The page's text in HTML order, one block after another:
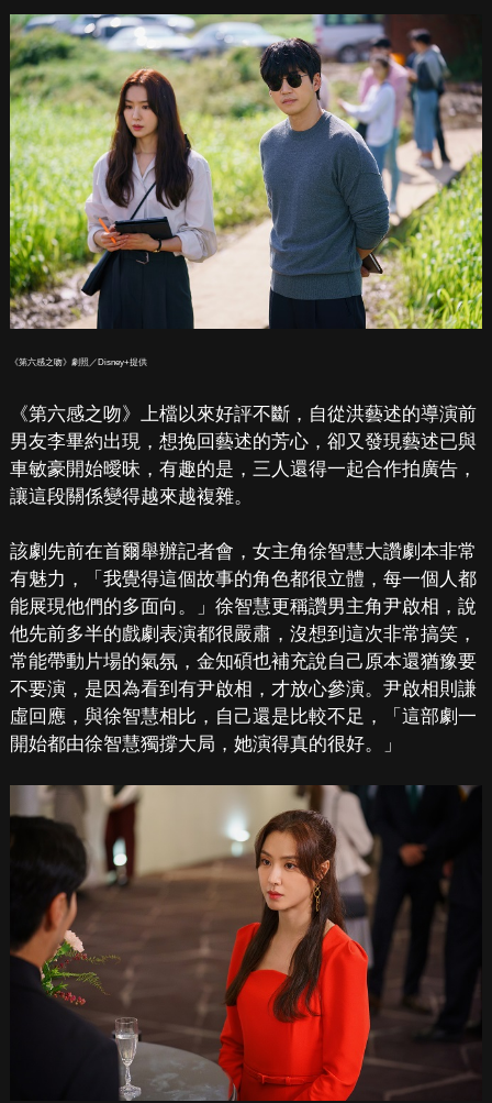
《第六感之吻》劇照／Disney+提供
《第六感之吻》上檔以來好評不斷，自從洪藝述的導演前
男友李畢約出現，想挽回藝述的芳心，卻又發現藝述已與
車敏豪開始曖昧，有趣的是，三人還得一起合作拍廣告，
讓這段關係變得越來越複雜。
該劇先前在首爾舉辦記者會，女主角徐智慧大讚劇本非常
有魅力，「我覺得這個故事的角色都很立體，每一個人都
能展現他們的多面向。」徐智慧更稱讚男主角尹啟相，說
他先前多半的戲劇表演都很嚴肅，沒想到這次非常搞笑，
常能帶動片場的氣氛，金知碩也補充說自己原本還猶豫要
不要演，是因為看到有尹啟相，才放心參演。尹啟相則謙
虛回應，與徐智慧相比，自己還是比較不足，「這部劇一
開始都由徐智慧獨撐大局，她演得真的很好。」